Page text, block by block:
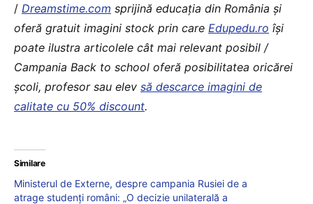
/ Dreamstime.com sprijină educaţia din România şi
oferă gratuit imagini stock prin care Edupedu.ro îşi
poate ilustra articolele cât mai relevant posibil /
Campania Back to school oferă posibilitatea oricărei
școli, profesor sau elev să descarce imagini de
calitate cu 50% discount.
Similare
Ministerul de Externe, despre campania Rusiei de a
atrage studenți români: „O decizie unilaterală a